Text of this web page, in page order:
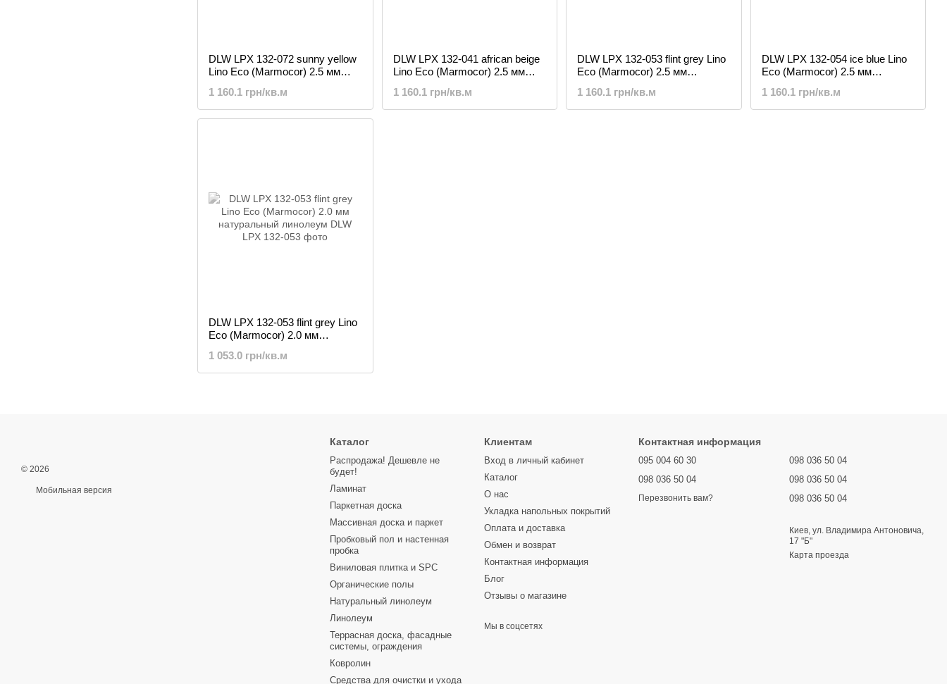
DLW LPX 132-072 sunny yellow
Lino Eco (Marmocor) 2.5 мм
1 160.1 грн/кв.м
DLW LPX 132-041 african beige
Lino Eco (Marmocor) 2.5 мм
1 160.1 грн/кв.м
DLW LPX 132-053 flint grey Lino
Eco (Marmocor) 2.5 мм
1 160.1 грн/кв.м
DLW LPX 132-054 ice blue Lino
Eco (Marmocor) 2.5 мм
1 160.1 грн/кв.м
DLW LPX 132-053 flint grey Lino
Eco (Marmocor) 2.0 мм
1 053.0 грн/кв.м
© 2026
Мобильная версия
Каталог
Распродажа! Дешевле не
будет!
Ламинат
Паркетная доска
Массивная доска и паркет
Пробковый пол и настенная
пробка
Виниловая плитка и SPC
Органические полы
Натуральный линолеум
Линолеум
Террасная доска, фасадные
системы, ограждения
Ковролин
Средства для очистки и ухода
Клиентам
Вход в личный кабинет
Каталог
О нас
Укладка напольных покрытий
Оплата и доставка
Обмен и возврат
Контактная информация
Блог
Отзывы о магазине
Мы в соцсетях
Контактная информация
095 004 60 30
098 036 50 04
Перезвонить вам?
098 036 50 04
098 036 50 04
098 036 50 04
Киев, ул. Владимира Антоновича,
17 "Б"
Карта проезда